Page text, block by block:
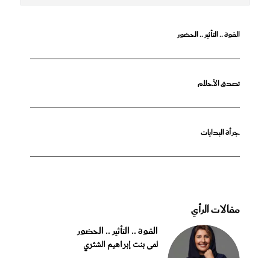
القوة .. التأثير .. الحضور
تصدق الأحلام
جرأة البدايات
مقالات الرأي
القوة .. التأثير .. الحضور
لمى بنت إبراهيم الشثري